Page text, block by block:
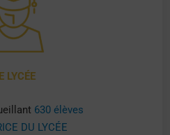
LYCÉE
630 élèves
DU LYCÉE